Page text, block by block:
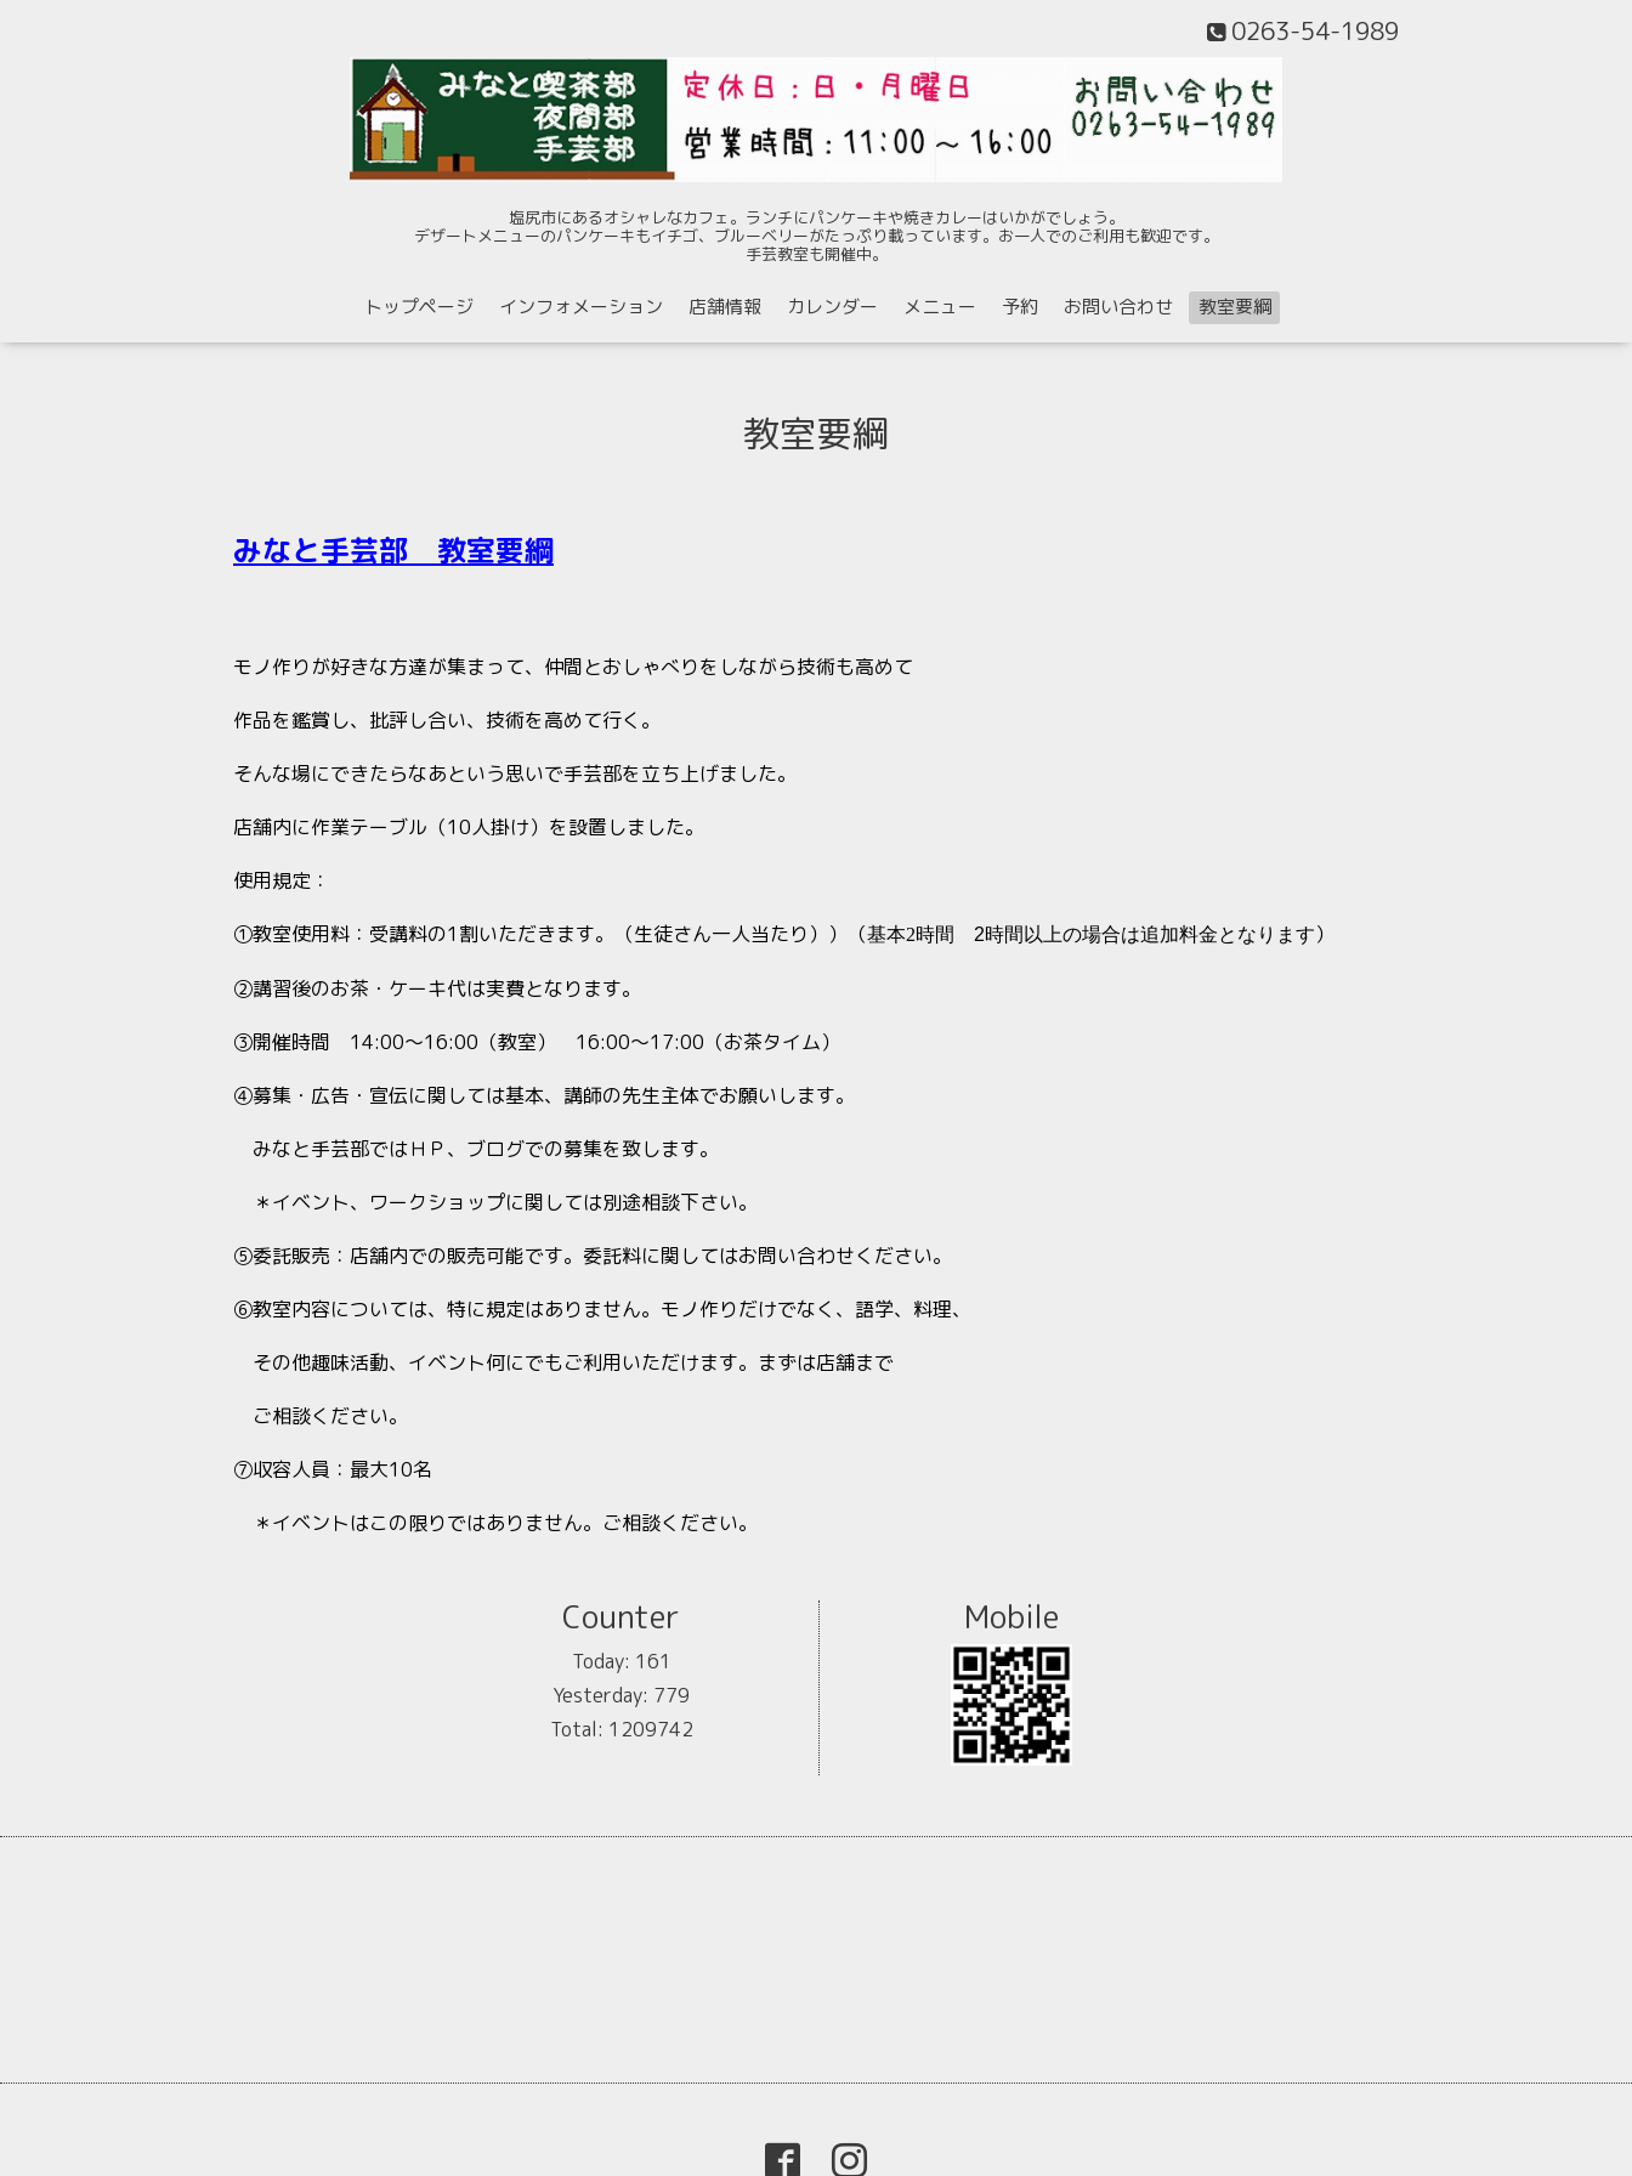
0263-54-1989
塩尻市にあるオシャレなカフェ。ランチにパンケーキや焼きカレーはいかがでしょう。
デザートメニューのパンケーキもイチゴ、ブルーベリーがたっぷり載っています。お一人でのご利用も歓迎です。
手芸教室も開催中。
トップページ インフォメーション 店舗情報 カレンダー メニュー 予約 お問い合わせ 教室要綱
教室要綱
みなと手芸部 教室要綱
モノ作りが好きな方達が集まって、仲間とおしゃべりをしながら技術も高めて
作品を鑑賞し、批評し合い、技術を高めて行く。
そんな場にできたらなあという思いで手芸部を立ち上げました。
店舗内に作業テーブル（10人掛け）を設置しました。
使用規定：
①教室使用料：受講料の1割いただきます。（生徒さん一人当たり））（基本2時間 2時間以上の場合は追加料金となります）
②講習後のお茶・ケーキ代は実費となります。
③開催時間 14:00～16:00（教室） 16:00～17:00（お茶タイム）
④募集・広告・宣伝に関しては基本、講師の先生主体でお願いします。
みなと手芸部ではＨＰ、ブログでの募集を致します。
＊イベント、ワークショップに関しては別途相談下さい。
⑤委託販売：店舗内での販売可能です。委託料に関してはお問い合わせください。
⑥教室内容については、特に規定はありません。モノ作りだけでなく、語学、料理、
その他趣味活動、イベント何にでもご利用いただけます。まずは店舗まで
ご相談ください。
⑦収容人員：最大10名
＊イベントはこの限りではありません。ご相談ください。
Counter
Today: 161
Yesterday: 779
Total: 1209742
Mobile